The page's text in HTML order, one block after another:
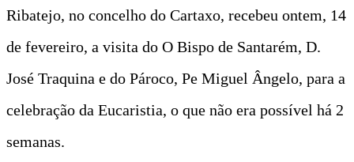
Ribatejo, no concelho do Cartaxo, recebeu ontem, 14
de fevereiro, a visita do O Bispo de Santarém, D.
José Traquina e do Pároco, Pe Miguel Ângelo, para a
celebração da Eucaristia, o que não era possível há 2
semanas.